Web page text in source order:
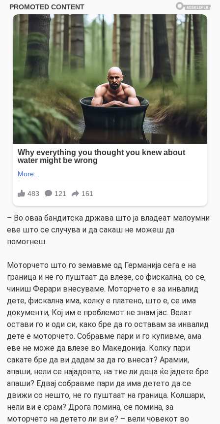
– Во оваа бандитска држава што ја владеат малоумни
еве што се случува и да сакаш не можеш да
помогнеш.
Моторчето што го земавме од Германија сега е на
граница и не го пуштаат да влезе, со фискална, со се,
чиниш Ферари внесуваме. Моторчето е за инвалид
дете, фискална има, колку е платено, што е, се има
документи, Кој им е проблемот не знам јас. Велат
остави го и оди си, како бре да го оставам за инвалид
дете е моторчето. Собравме пари и го купивме, ама
еве не може да влезе во Македонија. Колку пари
сакате бре да ви дадам за да го внесат? Арамии,
апаши, нели се најадовте, на тие ли деца ќе јадете бре
апаши? Едвај собравме пари да има детето да се
движи со нешто, не го пуштаат на граница. Колшари,
нели ви е срам? Дрога помина, се помина, за
моторчето на детето ли ви е? – вели човекот во